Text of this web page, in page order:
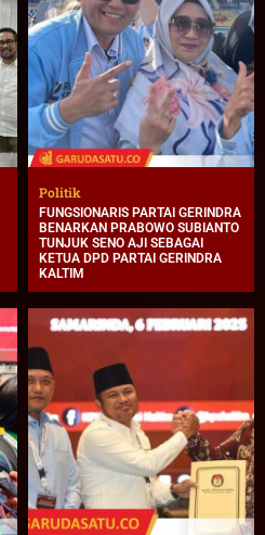
Politik
FUNGSIONARIS PARTAI GERINDRA
BENARKAN PRABOWO SUBIANTO
TUNJUK SENO AJI SEBAGAI
KETUA DPD PARTAI GERINDRA
KALTIM